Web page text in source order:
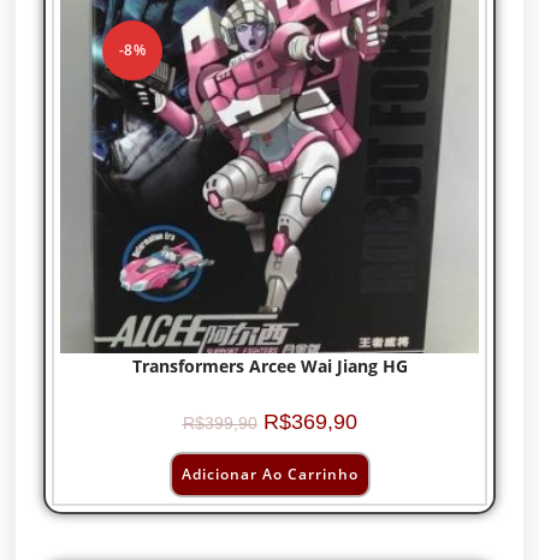
-8%
Transformers Arcee Wai Jiang HG
R$399,90 R$369,90
Adicionar Ao Carrinho